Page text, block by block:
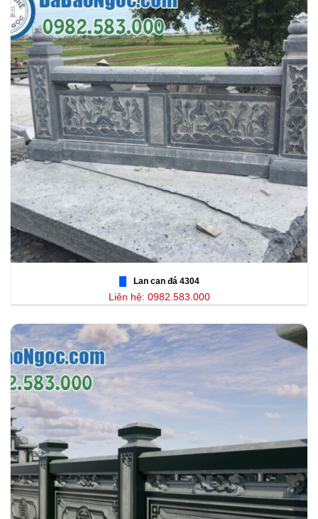
Lan can đá 4304
Liên hệ: 0982.583.000